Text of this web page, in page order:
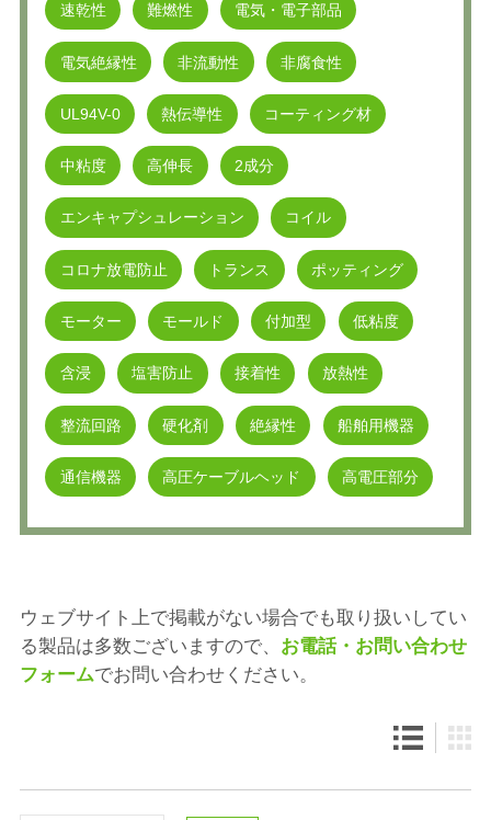
速乾性 難燃性 電気・電子部品
電気絶縁性 非流動性 非腐食性
UL94V-0 熱伝導性 コーティング材
中粘度 高伸長 2成分
エンキャプシュレーション コイル
コロナ放電防止 トランス ポッティング
モーター モールド 付加型 低粘度
含浸 塩害防止 接着性 放熱性
整流回路 硬化剤 絶縁性 船舶用機器
通信機器 高圧ケーブルヘッド 高電圧部分
ウェブサイト上で掲載がない場合でも取り扱いしてい
る製品は多数ございますので、 お電話・お問い合わせ
フォームでお問い合わせください。